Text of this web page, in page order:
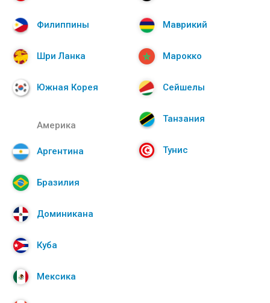
Филиппины
Шри Ланка
Южная Корея
Маврикий
Марокко
Сейшелы
Танзания
Тунис
Америка
Аргентина
Бразилия
Доминикана
Куба
Мексика